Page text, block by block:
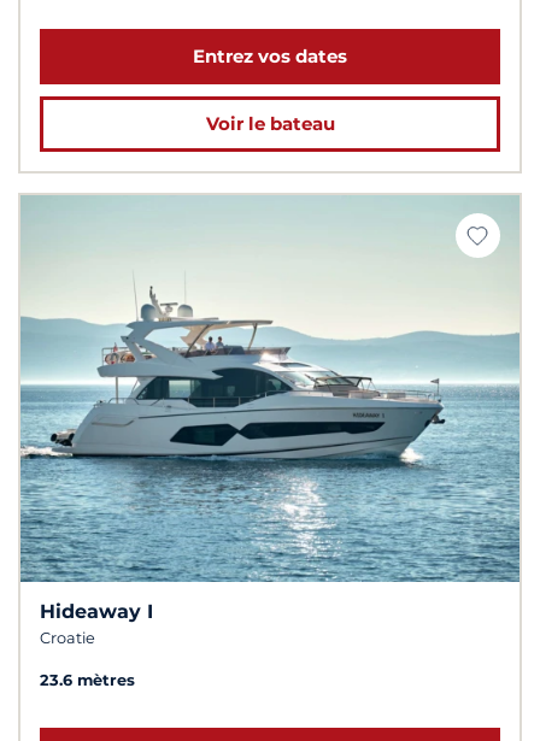
Entrez vos dates
Voir le bateau
Hideaway I
Croatie
23.6 mètres